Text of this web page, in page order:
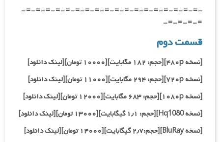
-=-=-=-=-=-=-=-=-=-=-=-=-=-=-=-=-=-=-
=-=-=-=-
قسمت دوم
[نسخه ۴۸۰p][حجم: ۱۸۲ مگابایت][۱۰۰۰۰ تومان][لینک دانلود]
[نسخه ۷۲۰p][حجم: ۲۹۴ مگابایت][۱۱۰۰۰ تومان][لینک دانلود]
[نسخه ۱۰۸۰p][حجم: ۶۸۳ مگابایت][۱۲۰۰۰ تومان][لینک دانلود]
[نسخه Hq1080
][حجم: ۱٫۱ گیگابایت][۱۳۰۰۰ تومان][لینک دانلود]
[نسخه BluRay][حجم:۲٫۷ گیگابایت][۱۴۰۰۰ تومان][لینک دانلود]